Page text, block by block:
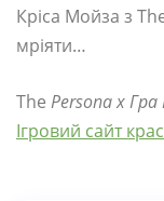
Кріса Мойза з
мріяти…
The Persona x Гра
Ігровий сайт